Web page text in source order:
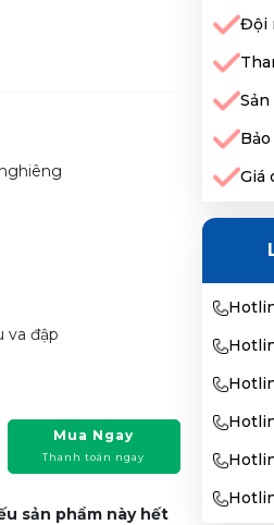
va đập
Mua Ngay
Thanh toán ngay
sản phẩm này hết
Đội
Giá